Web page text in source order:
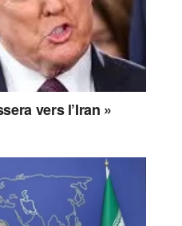
vers l’Iran »